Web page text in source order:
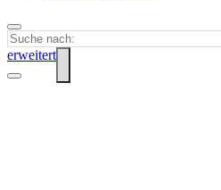
erweitert